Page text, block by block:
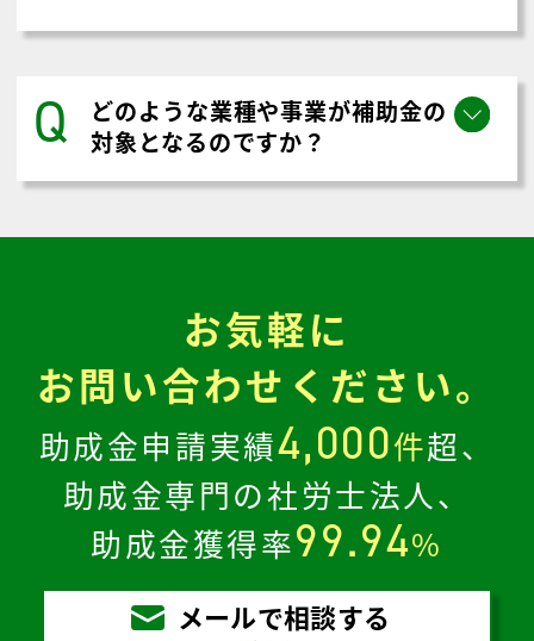
Q
どのような業種や事業が補助金の
対象となるのですか？
お気軽に
お問い合わせください。
助成金申請実績4,000件超、
助成金専門の社労士法人、
助成金獲得率99.94%
メールで相談する